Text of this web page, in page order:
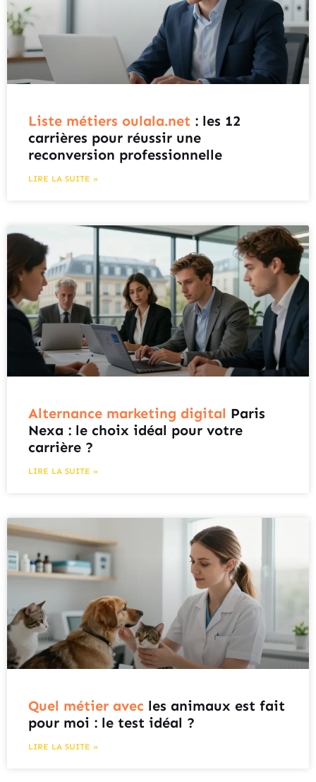
Liste métiers oulala.net : les 12
carrières pour réussir une
reconversion professionnelle
LIRE LA SUITE »
Alternance marketing digital Paris
Nexa : le choix idéal pour votre
carrière ?
LIRE LA SUITE »
Quel métier avec les animaux est fait
pour moi : le test idéal ?
LIRE LA SUITE »